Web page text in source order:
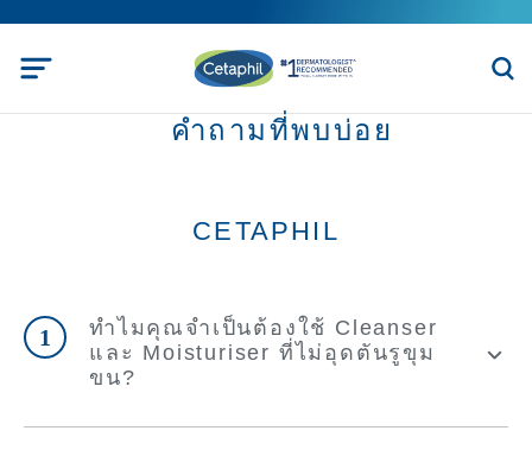
คำถามที่พบบ่อย
CETAPHIL
1
ทำไมคุณจำเป็นต้องใช้ Cleanser
และ Moisturiser ที่ไม่อุดตันรูขุม
ขน?